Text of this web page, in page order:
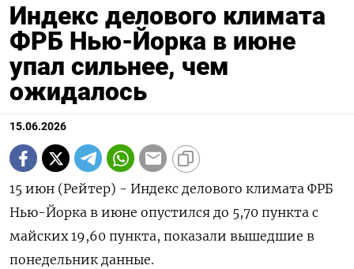
Индекс делового климата
ФРБ Нью-Йорка в июне
упал сильнее, чем
ожидалось
15.06.2026
15 июн (Рейтер) - Индекс ‌делового ​климата ​ФРБ ​
Нью-Йорка ⁠в июне ‌опустился ‌до 5,70 ​пункта ‌с ​
майских ‌19,60 пункта, ​показали вышедшие ​в
‌понедельник ​данные.